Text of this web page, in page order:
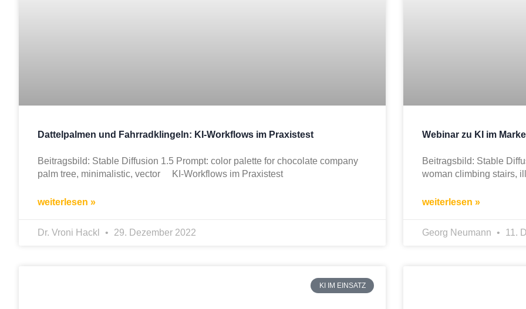
Dattelpalmen und Fahrradklingeln: KI-Workflows im Praxistest
Beitragsbild: Stable Diffusion 1.5 Prompt: color palette for chocolate company
palm tree, minimalistic, vector KI-Workflows im Praxistest
weiterlesen »
Dr. Vroni Hackl 29. Dezember 2022
Webinar zu KI im
Beitragsbild: Stable
woman climbing stairs,
weiterlesen »
Georg Neumann 11.
KI IM EINSATZ